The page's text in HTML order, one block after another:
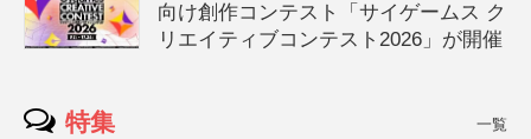
向け創作コンテスト「サイゲームス ク
リエイティブコンテスト2026」が開催
特集 一覧